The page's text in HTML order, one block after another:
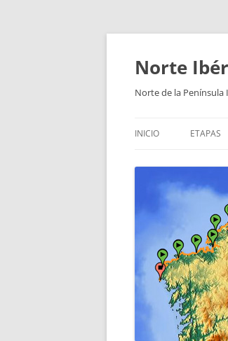
Saltar
Norte
Norte de la Península
INICIO ETAPAS